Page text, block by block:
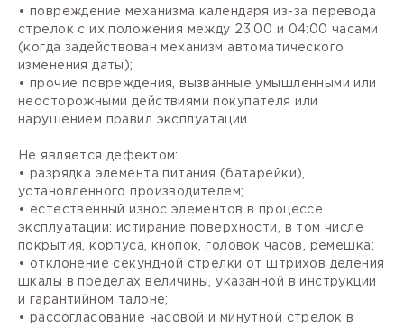
• повреждение механизма календаря из-за перевода
стрелок с их положения между 23:00 и 04:00 часами
(когда задействован механизм автоматического
изменения даты);
• прочие повреждения, вызванные умышленными или
неосторожными действиями покупателя или
нарушением правил эксплуатации.
Не является дефектом:
• разрядка элемента питания (батарейки),
установленного производителем;
• естественный износ элементов в процессе
эксплуатации: истирание поверхности, в том числе
покрытия, корпуса, кнопок, головок часов, ремешка;
• отклонение секундной стрелки от штрихов деления
шкалы в пределах величины, указанной в инструкции
и гарантийном талоне;
• рассогласование часовой и минутной стрелок в